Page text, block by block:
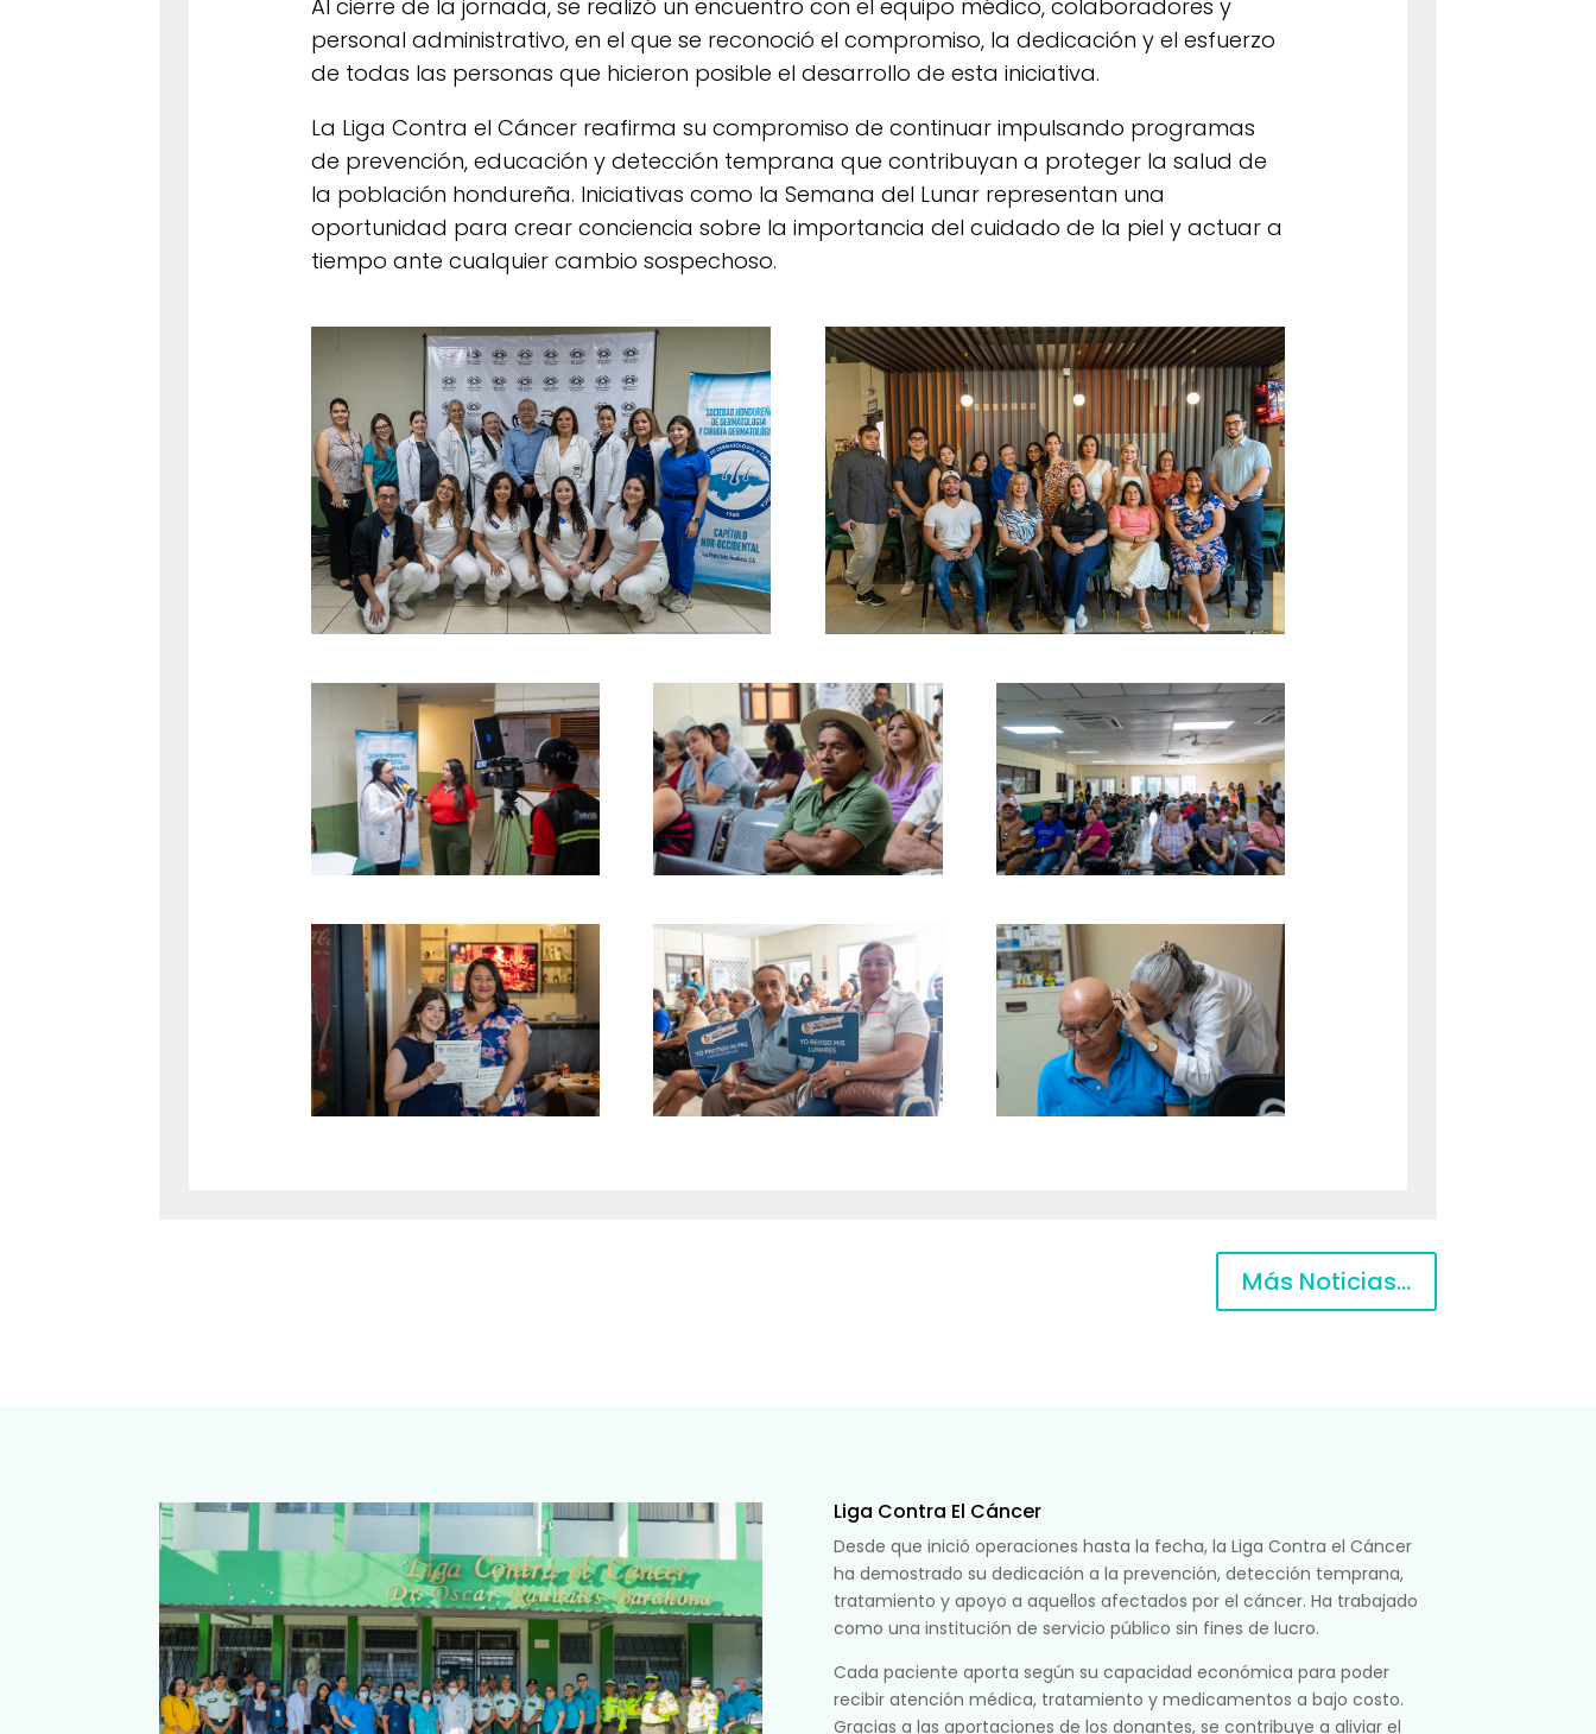
Al cierre de la jornada, se realizó un encuentro con el equipo médico, colaboradores y
personal administrativo, en el que se reconoció el compromiso, la dedicación y el esfuerzo
de todas las personas que hicieron posible el desarrollo de esta iniciativa.
La Liga Contra el Cáncer reafirma su compromiso de continuar impulsando programas
de prevención, educación y detección temprana que contribuyan a proteger la salud de
la población hondureña. Iniciativas como la Semana del Lunar representan una
oportunidad para crear conciencia sobre la importancia del cuidado de la piel y actuar a
tiempo ante cualquier cambio sospechoso.
Más Noticias...
Liga Contra El Cáncer
Desde que inició operaciones hasta la fecha, la Liga Contra el Cáncer
ha demostrado su dedicación a la prevención, detección temprana,
tratamiento y apoyo a aquellos afectados por el cáncer. Ha trabajado
como una institución de servicio público sin fines de lucro.
Cada paciente aporta según su capacidad económica para poder
recibir atención médica, tratamiento y medicamentos a bajo costo.
Gracias a las aportaciones de los donantes, se contribuye a aliviar el